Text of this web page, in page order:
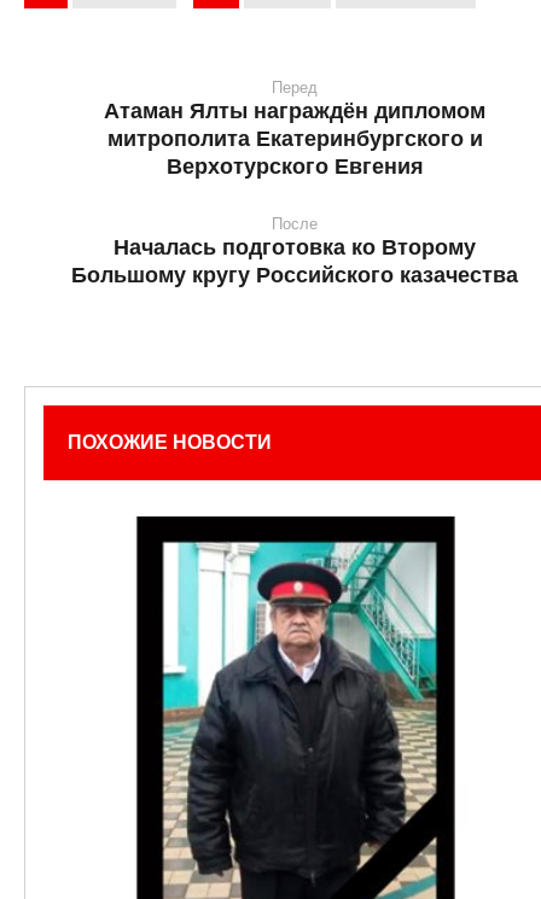
Перед
Атаман Ялты награждён дипломом
митрополита Екатеринбургского и
Верхотурского Евгения
После
Началась подготовка ко Второму
Большому кругу Российского казачества
ПОХОЖИЕ НОВОСТИ